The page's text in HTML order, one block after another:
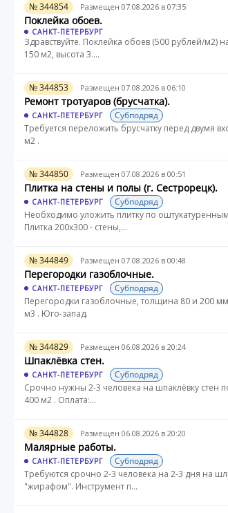
№ 344854 Размещен 07.08.2026 в 07:35
Поклейка обоев.
САНКТ-ПЕТЕРБУРГ
Здравствуйте. Поклейка обоев (500 рублей/м2)
150 м2, высота 3....
№ 344853 Размещен 07.08.2026 в 06:10
Ремонт тротуаров (брусчатка).
САНКТ-ПЕТЕРБУРГ
Субподряд
Требуется переложить брусчатку перед двумя
м2 .
№ 344850 Размещен 07.08.2026 в 00:51
Плитка на стены и полы (г. Сестрорецк).
САНКТ-ПЕТЕРБУРГ
Субподряд
Необходимо уложить плитку по
Плитка 200х300 - стены,...
№ 344849 Размещен 07.08.2026 в 00:48
Перегородки газоблочные.
САНКТ-ПЕТЕРБУРГ
Субподряд
Перегородки газоблочные, толщина 80 и 200
м3 . Юго-запад.
№ 344829 Размещен 06.08.2026 в 20:24
Шпаклёвка стен.
САНКТ-ПЕТЕРБУРГ
Субподряд
Срочно нужны 2-3 человека на шпаклёвку стен
400 м2 . Оплата:...
№ 344828 Размещен 06.08.2026 в 20:20
Малярные работы.
САНКТ-ПЕТЕРБУРГ
Субподряд
Требуются срочно 2-3 человека на 2-3 дня на
"жирафом". Инструмент п...